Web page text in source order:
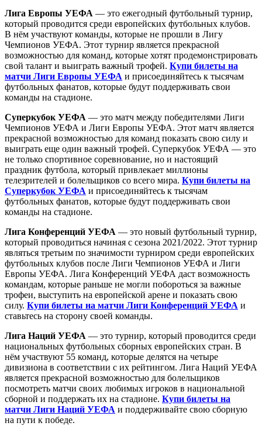
Лига Европы УЕФА — это ежегодный футбольный турнир,
который проводится среди европейских футбольных клубов.
В нём участвуют команды, которые не прошли в Лигу
Чемпионов УЕФА. Этот турнир является прекрасной
возможностью для команд, которые хотят продемонстрировать
свой талант и выиграть важный трофей. Купи билеты на
матчи Лиги Европы УЕФА и присоединяйтесь к тысячам
футбольных фанатов, которые будут поддерживать свои
команды на стадионе.
Суперкубок УЕФА — это матч между победителями Лиги
Чемпионов УЕФА и Лиги Европы УЕФА. Этот матч является
прекрасной возможностью для команд показать свою силу и
выиграть еще один важный трофей. Суперкубок УЕФА — это
не только спортивное соревнование, но и настоящий
праздник футбола, который привлекает миллионы
телезрителей и болельщиков со всего мира. Купи билеты на
Суперкубок УЕФА и присоединяйтесь к тысячам
футбольных фанатов, которые будут поддерживать свои
команды на стадионе.
Лига Конференций УЕФА — это новый футбольный турнир,
который проводиться начиная с сезона 2021/2022. Этот турнир
являться третьим по значимости турниром среди европейских
футбольных клубов после Лиги Чемпионов УЕФА и Лиги
Европы УЕФА. Лига Конференций УЕФА даст возможность
командам, которые раньше не могли побороться за важные
трофеи, выступить на европейской арене и показать свою
силу. Купи билеты на матчи Лиги Конференций УЕФА и
ставьтесь на сторону своей команды.
Лига Наций УЕФА — это турнир, который проводится среди
национальных футбольных сборных европейских стран. В
нём участвуют 55 команд, которые делятся на четыре
дивизиона в соответствии с их рейтингом. Лига Наций УЕФА
является прекрасной возможностью для болельщиков
посмотреть матчи своих любимых игроков в национальной
сборной и поддержать их на стадионе. Купи билеты на
матчи Лиги Наций УЕФА и поддерживайте свою сборную
на пути к победе.